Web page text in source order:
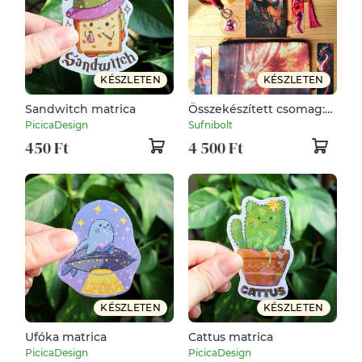
KÉSZLETEN
Sandwitch matrica
PicicaDesign
450 Ft
KÉSZLETEN
Összekészített csomag:
sárkányos, piros/narancs
Sufnibolt
4 500 Ft
KÉSZLETEN
Ufóka matrica
PicicaDesign
KÉSZLETEN
Cattus matrica
PicicaDesign